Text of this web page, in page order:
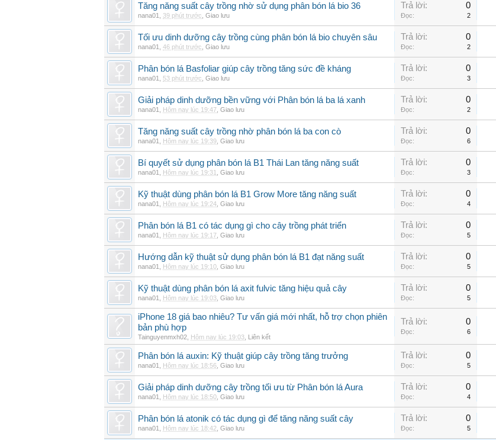
Tăng năng suất cây trồng nhờ sử dụng phân bón lá bio 36
nana01 39 phút trước Giao lưu
Trả lời: 0
Đọc: 2
Tối ưu dinh dưỡng cây trồng cùng phân bón lá bio chuyên sâu
nana01 46 phút trước Giao lưu
Trả lời: 0
Đọc: 2
Phân bón lá Basfoliar giúp cây trồng tăng sức đề kháng
nana01 53 phút trước Giao lưu
Trả lời: 0
Đọc: 3
Giải pháp dinh dưỡng bền vững với Phân bón lá ba lá xanh
nana01 Hôm nay lúc 19:47 Giao lưu
Trả lời: 0
Đọc: 2
Tăng năng suất cây trồng nhờ phân bón lá ba con cò
nana01 Hôm nay lúc 19:39 Giao lưu
Trả lời: 0
Đọc: 6
Bí quyết sử dụng phân bón lá B1 Thái Lan tăng năng suất
nana01 Hôm nay lúc 19:31 Giao lưu
Trả lời: 0
Đọc: 3
Kỹ thuật dùng phân bón lá B1 Grow More tăng năng suất
nana01 Hôm nay lúc 19:24 Giao lưu
Trả lời: 0
Đọc: 4
Phân bón lá B1 có tác dụng gì cho cây trồng phát triển
nana01 Hôm nay lúc 19:17 Giao lưu
Trả lời: 0
Đọc: 5
Hướng dẫn kỹ thuật sử dụng phân bón lá B1 đạt năng suất
nana01 Hôm nay lúc 19:10 Giao lưu
Trả lời: 0
Đọc: 5
Kỹ thuật dùng phân bón lá axit fulvic tăng hiệu quả cây
nana01 Hôm nay lúc 19:03 Giao lưu
Trả lời: 0
Đọc: 5
iPhone 18 giá bao nhiêu? Tư vấn giá mới nhất, hỗ trợ chọn phiên
bản phù hợp
Tainguyenmxh02 Hôm nay lúc 19:03 Liên kết
Trả lời: 0
Đọc: 6
Phân bón lá auxin: Kỹ thuật giúp cây trồng tăng trưởng
nana01 Hôm nay lúc 18:56 Giao lưu
Trả lời: 0
Đọc: 5
Giải pháp dinh dưỡng cây trồng tối ưu từ Phân bón lá Aura
nana01 Hôm nay lúc 18:50 Giao lưu
Trả lời: 0
Đọc: 4
Phân bón lá atonik có tác dụng gì để tăng năng suất cây
nana01 Hôm nay lúc 18:42 Giao lưu
Trả lời: 0
Đọc: 5